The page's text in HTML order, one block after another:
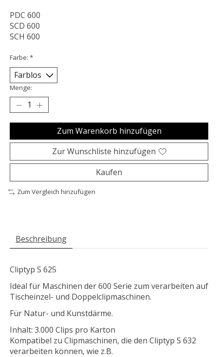
PDC 600
SCD 600
SCH 600
Farbe: *
Menge:
Zum Warenkorb hinzufügen
Zur Wunschliste hinzufügen
Kaufen
Zum Vergleich hinzufügen
Beschreibung
Cliptyp S 625
Ideal für Maschinen der 600 Serie zum verarbeiten auf
Tischeinzel- und Doppelclipmaschinen.
Für Natur- und Kunstdärme.
Inhalt: 3.000 Clips pro Karton
Kompatibel zu Clipmaschinen, die den Cliptyp S 632
verarbeiten können, wie z.B.